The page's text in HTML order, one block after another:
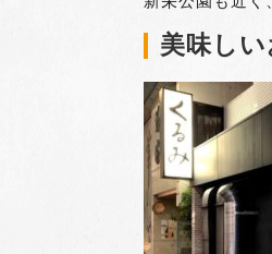
美味し